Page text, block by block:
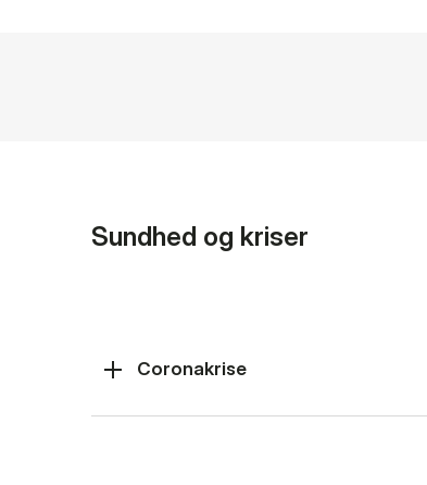
Sundhed og kriser
Coronakrise